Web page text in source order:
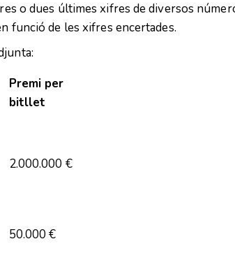
o dues últimes xifres de diversos
funció de les xifres encertades.
Premi per
bitllet
2.000.000 €
50.000 €